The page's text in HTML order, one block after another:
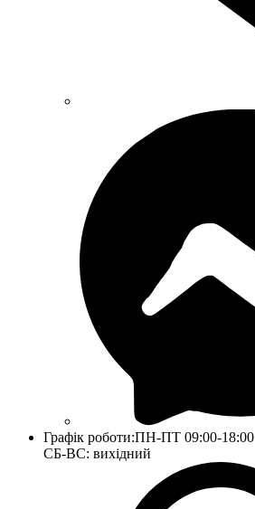
Графік роботи:ПН-ПТ 09:00-18:00
СБ-ВС: вихідний